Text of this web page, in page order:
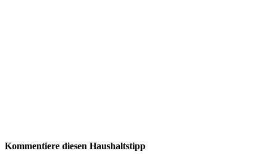
Kommentiere diesen Haushaltstipp